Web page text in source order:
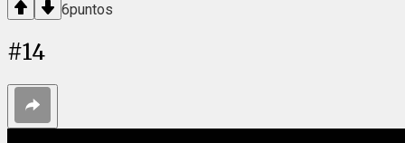
6puntos
#14